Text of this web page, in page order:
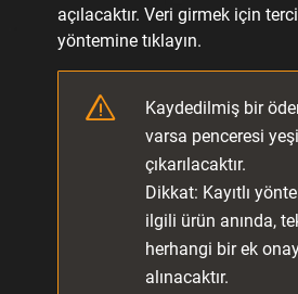
açılacaktır. Veri girmek için
yöntemine tıklayın.
Kaydedilmiş bir
varsa penceresi
çıkarılacaktır.
Dikkat: Kayıtlı
ilgili ürün anında,
herhangi bir ek
alınacaktır.